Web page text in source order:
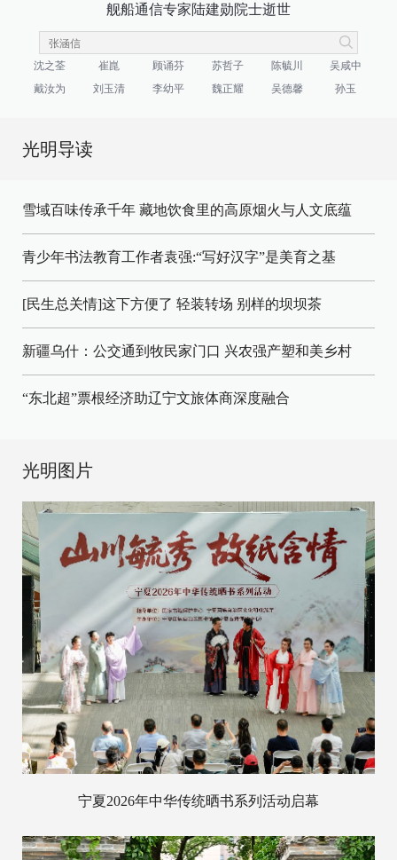
舰船通信专家陆建勋院士逝世
沈之荃 崔崑 顾诵芬 苏哲子 陈毓川
吴咸中
戴汝为
刘玉清 李幼平 魏正耀 吴德馨 孙玉
光明导读
雪域百味传承千年 藏地饮食里的高原烟火与人文底蕴
青少年书法教育工作者袁强:“写好汉字”是美育之基
[民生总关情]这下方便了 轻装转场 别样的坝坝茶
新疆乌什：公交通到牧民家门口 兴农强产塑和美乡村
“东北超”票根经济助辽宁文旅体商深度融合
光明图片
宁夏2026年中华传统晒书系列活动启幕